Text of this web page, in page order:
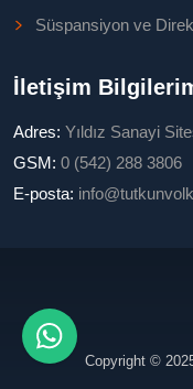
Süspansiyon ve
İletişim
Adres: Yıldız Sanayi
GSM: 0 (542) 288 3806
E-posta:
Copyright ©